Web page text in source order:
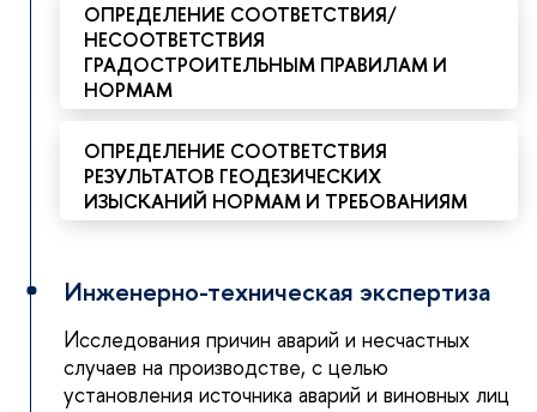
ОПРЕДЕЛЕНИЕ СООТВЕТСТВИЯ/
НЕСООТВЕТСТВИЯ
ГРАДОСТРОИТЕЛЬНЫМ ПРАВИЛАМ И
НОРМАМ
ОПРЕДЕЛЕНИЕ СООТВЕТСТВИЯ
РЕЗУЛЬТАТОВ ГЕОДЕЗИЧЕСКИХ
ИЗЫСКАНИЙ НОРМАМ И ТРЕБОВАНИЯМ
Инженерно-техническая экспертиза
Исследования причин аварий и несчастных
случаев на производстве, с целью
установления источника аварий и виновных лиц